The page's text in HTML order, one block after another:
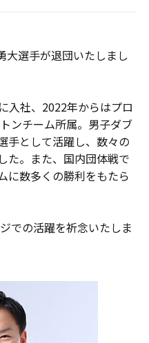
大選手が退団いたしまし
入社、2022年からはプロ
ンチーム所属。男子ダブ
手として活躍し、数々の
た。また、国内団体戦で
に数多くの勝利をもたら
での活躍を祈念いたしま